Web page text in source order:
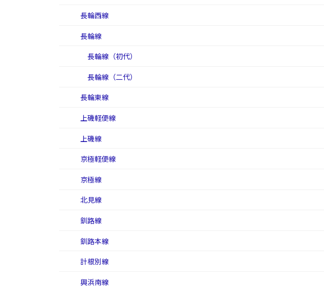
長輪西線
長輪線
長輪線（初代）
長輪線（二代）
長輪東線
上磯軽便線
上磯線
京極軽便線
京極線
北見線
釧路線
釧路本線
計根別線
興浜南線